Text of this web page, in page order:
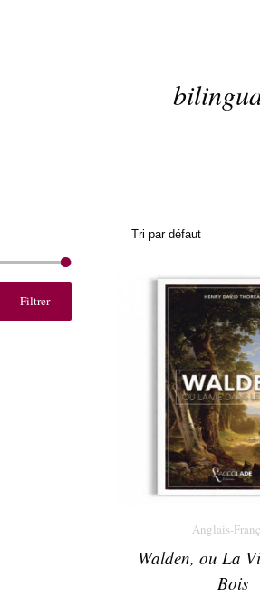
Filtrer
Tri par défaut
Anglais-
Walden, ou La
Bois